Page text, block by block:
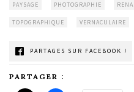
PAYSAGE PHOTOGRAPHIE
TOPOGRAPHIQUE VERNACULAIRE
PARTAGES SUR FACEBOOK !
PARTAGER :